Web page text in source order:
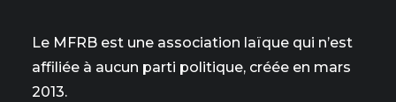
Le MFRB est une association laïque qui n’est
affiliée à aucun parti politique, créée en mars
2013.